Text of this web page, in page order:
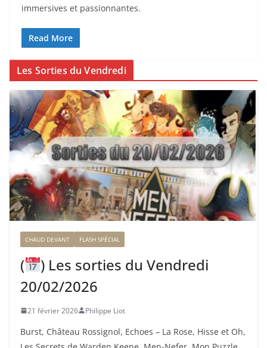
immersives et passionnantes.
Read More
Les Sorties du Vendredi
CHAUD DEVANT FLASH SPÉCIAL
(
) Les sorties du Vendredi
20/02/2026
21 février 2026 Philippe Liot
Burst, Château Rossignol, Echoes – La Rose, Hisse et Oh,